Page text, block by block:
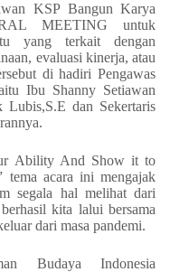
KSP Bangun Karya
MEETING untuk
yang terkait dengan
evaluasi kinerja, atau
di hadiri Pengawas
Ibu Shanny Setiawan
Lubis,S.E dan Sekertaris
Ability And Show it to
tema acara ini mengajak
segala hal melihat dari
kita lalui bersama
dari masa pandemi.
Budaya Indonesia